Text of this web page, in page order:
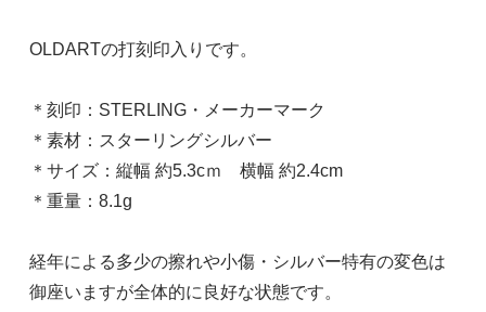
OLDARTの打刻印入りです。
＊刻印：STERLING・メーカーマーク
＊素材：スターリングシルバー
＊サイズ：縦幅 約5.3cｍ 横幅 約2.4cm
＊重量：8.1g
経年による多少の擦れや小傷・シルバー特有の変色は
御座いますが全体的に良好な状態です。